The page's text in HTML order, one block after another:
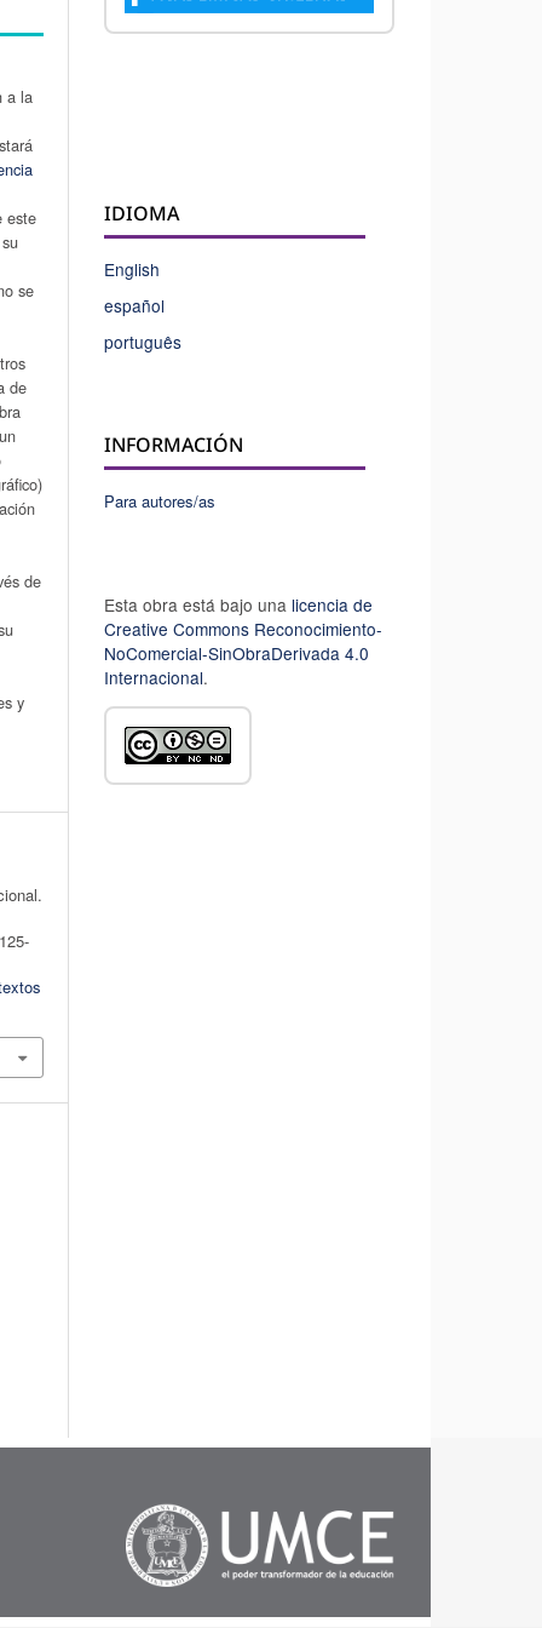
a la
este
se
de
de
y
IDIOMA
English
español
português
INFORMACIÓN
Para autores/as
Esta obra está bajo una licencia de
Creative Commons Reconocimiento-
NoComercial-SinObraDerivada 4.0
Internacional.